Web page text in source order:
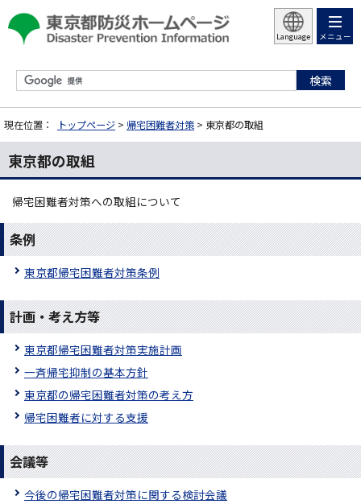
Language メニュー
現在位置： トップページ > 帰宅困難者対策 > 東京都の取組
東京都の取組
帰宅困難者対策への取組について
条例
東京都帰宅困難者対策条例
計画・考え方等
東京都帰宅困難者対策実施計画
一斉帰宅抑制の基本方針
東京都の帰宅困難者対策の考え方
帰宅困難者に対する支援
会議等
今後の帰宅困難者対策に関する検討会議